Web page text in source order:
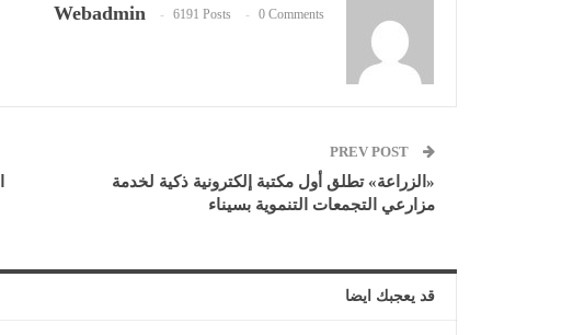
Webadmin 6191 Posts 0 Comments
«الزراعة» تطلق أول مكتبة إلكترونية ذكية لخدمة
مزارعي التجمعات التنموية بسيناء
قد يعجبك ايضا